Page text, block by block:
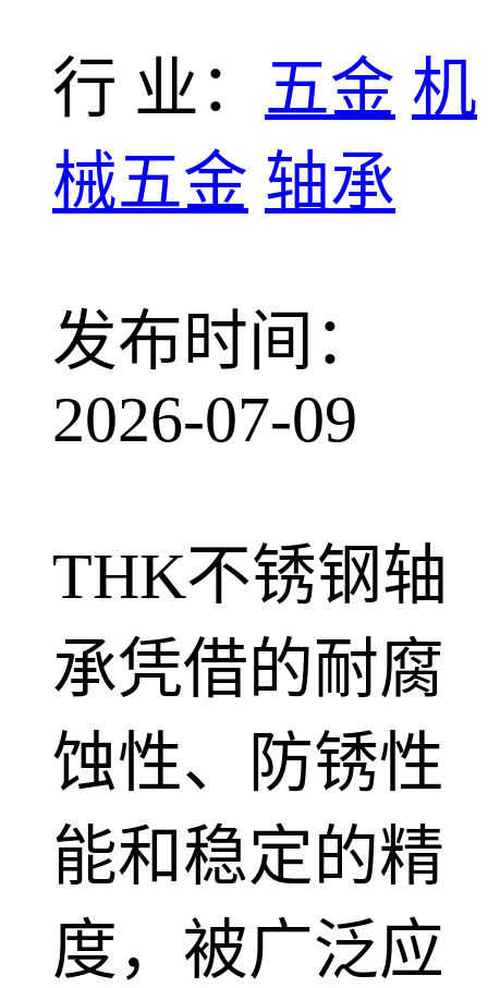
行 业： 五金 机
械五金 轴承
发布时间：
2026-07-09
THK不锈钢轴
承凭借的耐腐
蚀性、防锈性
能和稳定的精
度，被广泛应